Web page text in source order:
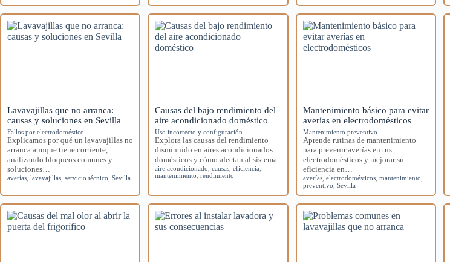
Lavavajillas que no arranca:
causas y soluciones en Sevilla
Fallos por electrodoméstico
Explicamos por qué un lavavajillas no
arranca aunque tiene corriente,
analizando bloqueos comunes y
soluciones…
averías lavavajillas servicio técnico Sevilla
Causas del bajo rendimiento del
aire acondicionado doméstico
Uso incorrecto y configuración
Explora las causas del rendimiento
disminuido en aires acondicionados
domésticos y cómo afectan al sistema.
aire acondicionado ,causas ,eficiencia
mantenimiento ,rendimiento
Mantenimiento básico para evitar
averías en electrodomésticos
Mantenimiento preventivo
Aprende rutinas de mantenimiento
para prevenir averías en tus
electrodomésticos y mejorar su
eficiencia en…
averías, electrodomésticos, mantenimiento
preventivo Sevilla